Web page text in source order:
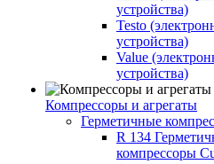
устройства)
Testo
устройства)
Value
устройства)
Компрессоры и агрегаты
Герметичные
R 134
компрессоры